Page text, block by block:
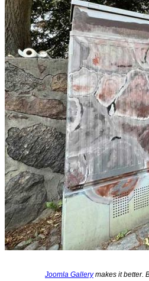
Joomla Gallerymakes it better.